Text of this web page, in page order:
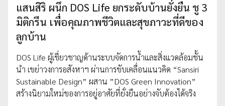
แสนสิริ ผนึก DOS Life ยกระดับบ้านยั่งยืน ชู 3
มิติกรีน เพื่อคุณภาพชีวิตและสุขภาวะที่ดีของ
ลูกบ้าน
DOS Life ผู้เชี่ยวชาญด้านระบบจัดการน้ำและสิ่งแวดล้อมชั้น
นำ เขย่าวงการอสังหาฯ ผ่านการขับเคลื่อนแนวคิด “Sansiri
Sustainable Design” ผสาน ”DOS Green Innovation”
สร้างนิยามใหม่ของการอยู่อาศัยที่ยั่งยืนอย่างจับต้องได้จริง